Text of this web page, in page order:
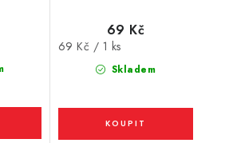
(kiwi, marakuja, guava)
17mg
Skladem
69 Kč
Měrná
69 Kč / 1 ks